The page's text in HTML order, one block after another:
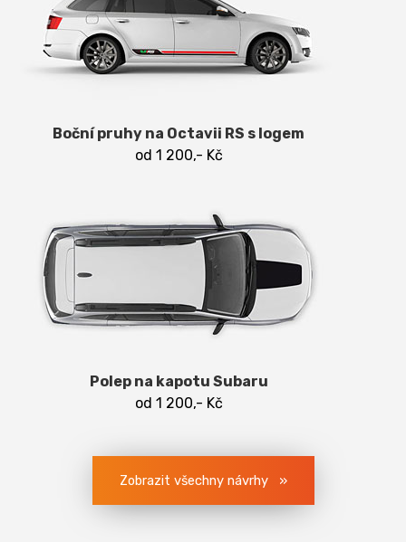
Boční pruhy na Octavii RS s logem
od 1 200,- Kč
Polep na kapotu Subaru
od 1 200,- Kč
Zobrazit všechny návrhy